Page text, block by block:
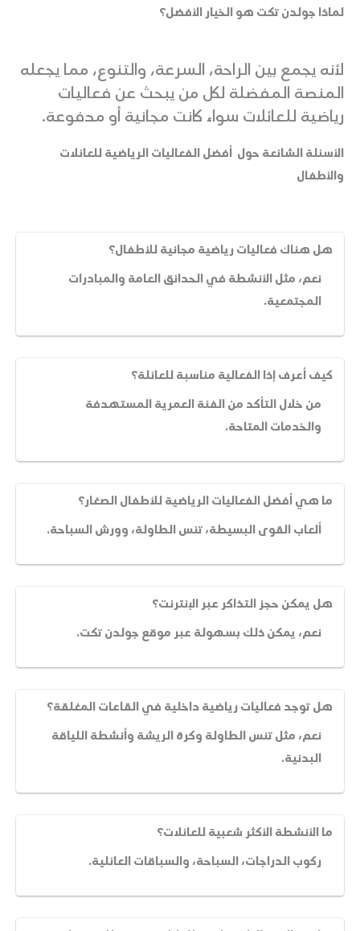
لماذا جولدن تكت هو الخيار الأفضل؟
لأنه يجمع بين الراحة، السرعة، والتنوع، مما يجعله
المنصة المفضلة لكل من يبحث عن فعاليات
رياضية للعائلات سواء كانت مجانية أو مدفوعة.
الأسئلة الشائعة حول أفضل الفعاليات الرياضية للعائلات
والأطفال
هل هناك فعاليات رياضية مجانية للأطفال؟
نعم، مثل الأنشطة في الحدائق العامة والمبادرات
المجتمعية.
كيف أعرف إذا الفعالية مناسبة للعائلة؟
من خلال التأكد من الفئة العمرية المستهدفة
والخدمات المتاحة.
ما هي أفضل الفعاليات الرياضية للأطفال الصغار؟
ألعاب القوى البسيطة، تنس الطاولة، وورش السباحة.
هل يمكن حجز التذاكر عبر الإنترنت؟
نعم، يمكن ذلك بسهولة عبر موقع جولدن تكت.
هل توجد فعاليات رياضية داخلية في القاعات المغلقة؟
نعم، مثل تنس الطاولة وكرة الريشة وأنشطة اللياقة
البدنية.
ما الأنشطة الأكثر شعبية للعائلات؟
ركوب الدراجات، السباحة، والسباقات العائلية.